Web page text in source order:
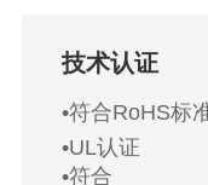
技术认证
•符合RoHS标
•UL认证
•符合